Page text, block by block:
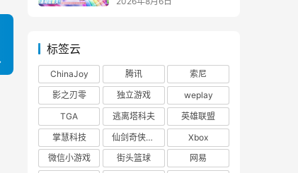
标签云
ChinaJoy 腾讯
索尼
影之刃零
独立游戏
weplay
TGA
逃离塔科夫
英雄联盟
掌慧科技
仙剑奇侠传四
Xbox
微信小游戏
街头篮球
网易